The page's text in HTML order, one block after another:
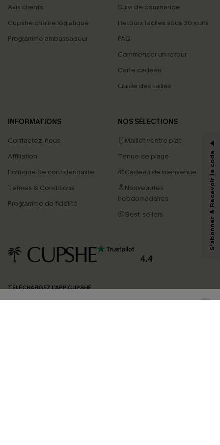
Avis clients
Cupshe chaîne logistique
Programme ambassadeur
Suivi de commande
Retours faciles sous 30 jours
FAQ
Commencer un retour
Carte cadeau
Guide des tailles
INFORMATIONS
Contactez-nous
Affiliation
Politique de confidentialité
Termes & Conditions
Programme de fidélité
NOS SÉLECTIONS
🩱Maillot ventre plat
Tenue de plage
🎁Cadeau de bienvenue
🔝Nouveautés
hebdomadaires
😍Best-sellers
4.4
TÉLÉCHARGEZ L’APP CUPSHE
PROFITEZ DE -15%
-15% dès 2 Achetés par E-mail
*Un code par commande, valable une seule fois.
En soumettant votre adresse e-mail, vous acceptez de recevoir des e-mails
marketing (y compris du contenu généré par l'IA) de Cupshe et
reconnaissez avoir pris connaissance de nos
pouvons utiliser les données collectées sur notre site ainsi que des
produits susceptibles de vous intéresser, conformément à notre
Politique de
confidentialité
. Vous pouvez vous désabonner à tout moment.
S'abonner & Recevoir le code